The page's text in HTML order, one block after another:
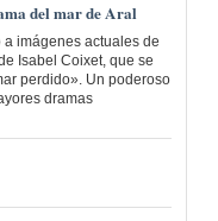
del mar de Aral
imágenes actuales de
Isabel Coixet, que se
perdido». Un poderoso
dramas